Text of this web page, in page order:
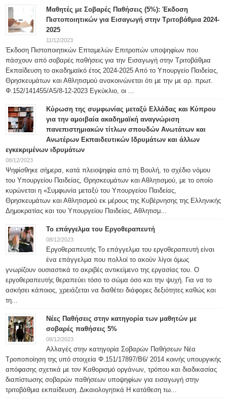
Μαθητές με Σοβαρές Παθήσεις (5%): Έκδοση
Πιστοποιητικών για Εισαγωγή στην Τριτοβάθμια 2024-
2025
11/12/2023
Έκδοση Πιστοποιητικών Επταμελών Επιτροπών υποψηφίων που
πάσχουν από σοβαρές παθήσεις για την Εισαγωγή στην Τριτοβάθμια
Εκπαίδευση το ακαδημαϊκό έτος 2024-2025 Από το Υπουργείο Παιδείας,
Θρησκευμάτων και Αθλητισμού ανακοινώνεται ότι με την με αρ. πρωτ.
Φ.152/141455/Α5/8-12-2023 Εγκύκλιο, οι ...
Κύρωση της συμφωνίας μεταξύ Ελλάδας και Κύπρου
για την αμοιβαία ακαδημαϊκή αναγνώριση
πανεπιστημιακών τίτλων σπουδών Ανωτάτων και
Ανωτέρων Εκπαιδευτικών Ιδρυμάτων και άλλων
εγκεκριμένων ιδρυμάτων
08/12/2023
Ψηφίσθηκε σήμερα, κατά πλειοψηφία από τη Βουλή, το σχέδιο νόμου
του Υπουργείου Παιδείας, Θρησκευμάτων και Αθλητισμού, με το οποίο
κυρώνεται η «Συμφωνία μεταξύ του Υπουργείου Παιδείας,
Θρησκευμάτων και Αθλητισμού εκ μέρους της Κυβέρνησης της Ελληνικής
Δημοκρατίας και του Υπουργείου Παιδείας, Αθλητισμ...
Το επάγγελμα του Εργοθεραπευτή
08/12/2023
Εργοθεραπευτής Το επάγγελμα του εργοθεραπευτή είναι
ένα επάγγελμα που πολλοί το ακούν λίγοι όμως
γνωρίζουν ουσιαστικά το ακριβές αντικείμενο της εργασίας του. Ο
εργοθεραπευτής θεραπεύει τόσο το σώμα όσο και την ψυχή. Για να το
ασκήσει κάποιος, χρειάζεται να διαθέτει διάφορες δεξιότητες καθώς και
τη...
Νέες Παθήσεις στην κατηγορία των μαθητών με
σοβαρές παθήσεις 5%
08/12/2023
Αλλαγές στην κατηγορία Σοβαρών Παθήσεων Νέα
Τροποποίηση της υπό στοιχεία Φ.151/17897/Β6/ 2014 κοινής υπουργικής
απόφασης σχετικά με τον Καθορισμό οργάνων, τρόπου και διαδικασίας
διαπίστωσης σοβαρών παθήσεων υποψηφίων για εισαγωγή στην
τριτοβάθμια εκπαίδευση. Δικαιολογητικά Η κατάθεση τω...